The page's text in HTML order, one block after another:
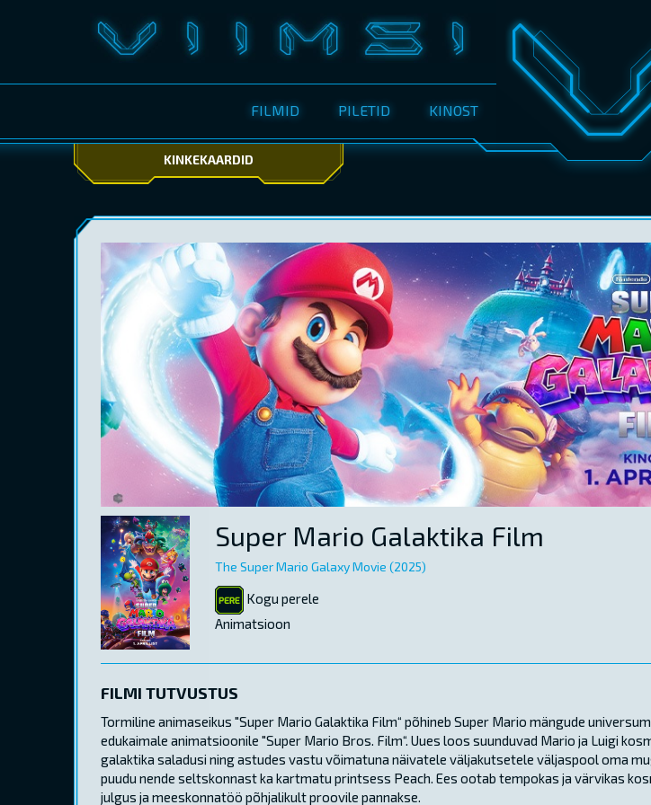
FILMID PILETID KINOST
KINKEKAARDID
Super Mario Galaktika Film
The Super Mario Galaxy Movie (2025)
Kogu perele
Animatsioon
FILMI TUTVUSTUS
Tormiline animaseikus "Super Mario Galaktika Film“ põhineb Super Mario mängude
edukaimale animatsioonile "Super Mario Bros. Film“. Uues loos suunduvad Mario ja Luigi
galaktika saladusi ning astudes vastu võimatuna näivatele väljakutsetele väljaspool oma
puudu nende seltskonnast ka kartmatu printsess Peach. Ees ootab tempokas ja värvikas
julgus ja meeskonnatöö põhjalikult proovile pannakse.